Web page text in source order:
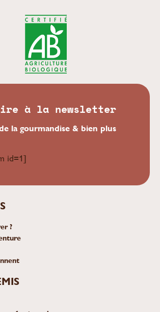
à la newsletter
la gourmandise & bien plus
id=1]
?